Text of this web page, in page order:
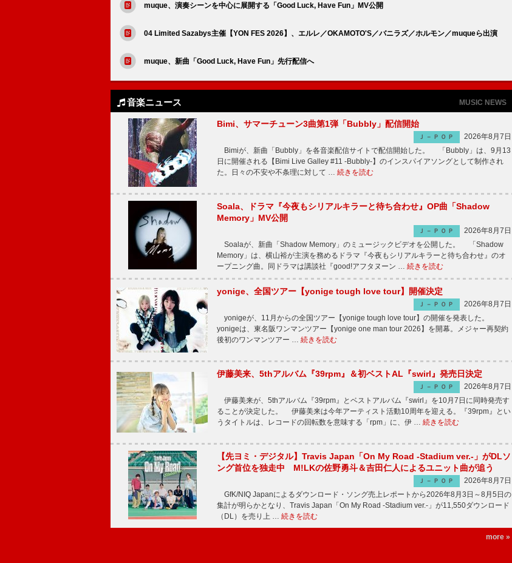
muque、演奏シーンを中心に展開する「Good Luck, Have Fun」MV公開
04 Limited Sazabys主催【YON FES 2026】、エルレ／OKAMOTO'S／バニラズ／ホルモン／muqueら出演
muque、新曲「Good Luck, Have Fun」先行配信へ
音楽ニュース MUSIC NEWS
Bimi、サマーチューン3曲第1弾「Bubbly」配信開始
Ｊ－ＰＯＰ
2026年8月7日
Bimiが、新曲「Bubbly」を各音楽配信サイトで配信開始した。 「Bubbly」は、9月13
日に開催される【Bimi Live Galley #11 -Bubbly-】のインスパイアソングとして制作され
た。日々の不安や不条理に対して … 続きを読む
Soala、ドラマ『今夜もシリアルキラーと待ち合わせ』OP曲「Shadow
Memory」MV公開
Ｊ－ＰＯＰ
2026年8月7日
Soalaが、新曲「Shadow Memory」のミュージックビデオを公開した。 「Shadow
Memory」は、横山裕が主演を務めるドラマ『今夜もシリアルキラーと待ち合わせ』のオ
ープニング曲。同ドラマは講談社『good!アフタヌーン … 続きを読む
yonige、全国ツアー【yonige tough love tour】開催決定
Ｊ－ＰＯＰ
2026年8月7日
yonigeが、11月からの全国ツアー【yonige tough love tour】の開催を発表した。
yonigeは、東名阪ワンマンツアー【yonige one man tour 2026】を開幕。メジャー再契約
後初のワンマンツアー … 続きを読む
伊藤美来、5thアルバム『39rpm』＆初ベストAL『swirl』発売日決定
Ｊ－ＰＯＰ
2026年8月7日
伊藤美来が、5thアルバム『39rpm』とベストアルバム『swirl』を10月7日に同時発売す
ることが決定した。 伊藤美来は今年アーティスト活動10周年を迎える。『39rpm』とい
うタイトルは、レコードの回転数を意味する「rpm」に、伊 … 続きを読む
【先ヨミ・デジタル】Travis Japan「On My Road -Stadium ver.-」がDLソ
ング首位を独走中 M!LKの佐野勇斗＆吉田仁人によるユニット曲が追う
Ｊ－ＰＯＰ
2026年8月7日
GfK/NIQ Japanによるダウンロード・ソング売上レポートから2026年8月3日～8月5日の
集計が明らかとなり、Travis Japan「On My Road -Stadium ver.-」が11,550ダウンロード
（DL）を売り上 … 続きを読む
more »